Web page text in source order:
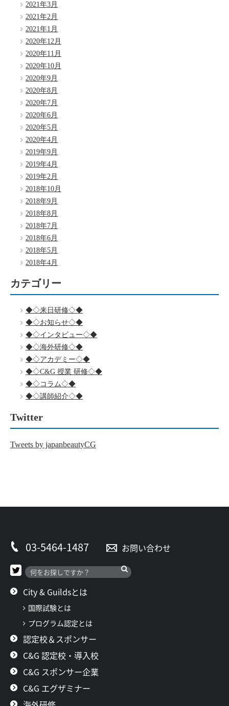
2021年3月
2021年2月
2021年1月
2020年12月
2020年11月
2020年10月
2020年9月
2020年8月
2020年7月
2020年6月
2020年5月
2020年4月
2019年9月
2019年4月
2019年2月
2018年10月
2018年9月
2018年8月
2018年7月
2018年6月
2018年5月
2018年4月
カテゴリー
◆◇来日研修◇◆
◆◇お知らせ◇◆
◆◇インタビュー◇◆
◆◇海外研修◇◆
◆◇アカデミー◇◆
◆◇C&G 授業 研修◇◆
◆◇コラム◇◆
◆◇講師紹介◇◆
Twitter
Tweets by japanbeautyCG
03-5464-1487 お問い合わせ
City & Guildsとは
国際試験とは
プログラム認定とは
認定校＆スポンサー
C&G 認定校・導入校
C&G スポンサー企業
C&G エグザミナー